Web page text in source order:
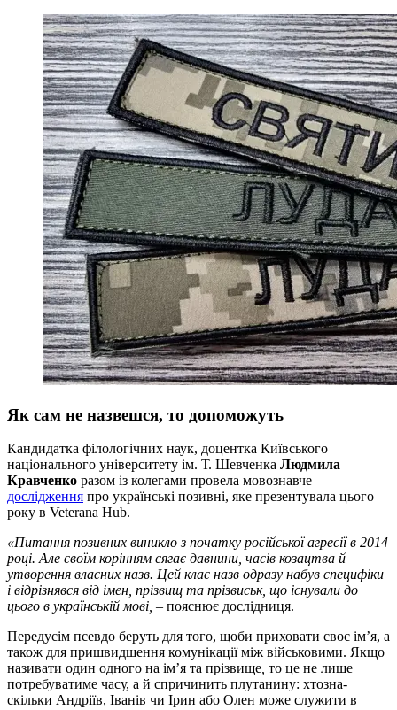
Як сам не назвешся, то допоможуть
Кандидатка філологічних наук, доцентка Київського
національного університету ім. Т. Шевченка Людмила
Кравченко разом із колегами провела мовознавче
дослідження про українські позивні, яке презентувала цього
року в Veterana Hub.
«Питання позивних виникло з початку російської агресії в 2014
році. Але своїм корінням сягає давнини, часів козацтва й
утворення власних назв. Цей клас назв одразу набув специфіки
і відрізнявся від імен, прізвищ та прізвиськ, що існували до
цього в українській мові, – пояснює дослідниця.
Передусім псевдо беруть для того, щоби приховати своє ім’я, а
також для пришвидшення комунікації між військовими. Якщо
називати один одного на ім’я та прізвище то це не лише
потребуватиме часу, а й спричинить плутанину: хтозна-
скільки Андріїв, Іванів чи Ірин або Олен може служити в